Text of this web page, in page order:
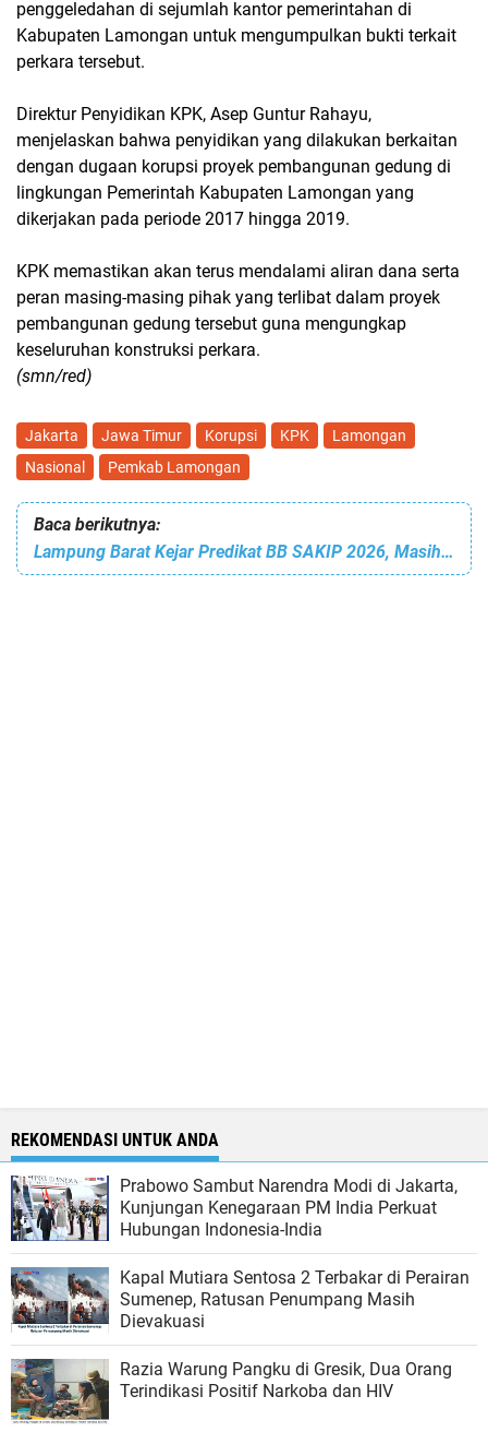
penggeledahan di sejumlah kantor pemerintahan di
Kabupaten Lamongan untuk mengumpulkan bukti terkait
perkara tersebut.
Direktur Penyidikan KPK, Asep Guntur Rahayu,
menjelaskan bahwa penyidikan yang dilakukan berkaitan
dengan dugaan korupsi proyek pembangunan gedung di
lingkungan Pemerintah Kabupaten Lamongan yang
dikerjakan pada periode 2017 hingga 2019.
KPK memastikan akan terus mendalami aliran dana serta
peran masing-masing pihak yang terlibat dalam proyek
pembangunan gedung tersebut guna mengungkap
keseluruhan konstruksi perkara.
(smn/red)
Jakarta Jawa Timur Korupsi KPK
Lamongan
Nasional
Pemkab Lamongan
Baca berikutnya:
Lampung Barat Kejar Predikat BB SAKIP 2026, Masih Butuh 2,53 Poin untuk Capai Target
REKOMENDASI UNTUK ANDA
Prabowo Sambut Narendra Modi di Jakarta,
Kunjungan Kenegaraan PM India Perkuat
Hubungan Indonesia-India
Kapal Mutiara Sentosa 2 Terbakar di Perairan
Sumenep, Ratusan Penumpang Masih
Dievakuasi
Razia Warung Pangku di Gresik, Dua Orang
Terindikasi Positif Narkoba dan HIV